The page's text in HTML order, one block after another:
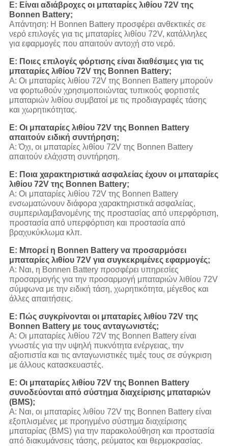
Ε: Είναι αδιάβροχες οι μπαταρίες λιθίου 72V της
Bonnen Battery;
Απάντηση: Η Bonnen Battery προσφέρει ανθεκτικές σε
νερό επιλογές για τις μπαταρίες λιθίου 72V, κατάλληλες
για εφαρμογές που απαιτούν αντοχή στο νερό.
Ε: Ποιες επιλογές φόρτισης είναι διαθέσιμες για τις
μπαταρίες λιθίου 72V της Bonnen Battery;
Α: Οι μπαταρίες λιθίου 72V της Bonnen Battery μπορούν
να φορτωθούν χρησιμοποιώντας τυπικούς φορτιστές
μπαταριών λιθίου συμβατοί με τις προδιαγραφές τάσης
και χωρητικότητας.
Ε: Οι μπαταρίες λιθίου 72V της Bonnen Battery
απαιτούν ειδική συντήρηση;
Α: Όχι, οι μπαταρίες λιθίου 72V της Bonnen Battery
απαιτούν ελάχιστη συντήρηση.
Ε: Ποια χαρακτηριστικά ασφαλείας έχουν οι μπαταρίες
λιθίου 72V της Bonnen Battery;
Α: Οι μπαταρίες λιθίου 72V της Bonnen Battery
ενσωματώνουν διάφορα χαρακτηριστικά ασφαλείας,
συμπεριλαμβανομένης της προστασίας από υπερφόρτιση,
προστασία από υπερφόρτιση και προστασία από
βραχυκύκλωμα κλπ.
Ε: Μπορεί η Bonnen Battery να προσαρμόσει
μπαταρίες λιθίου 72V για συγκεκριμένες εφαρμογές;
Α: Ναι, η Bonnen Battery προσφέρει υπηρεσίες
προσαρμογής για την προσαρμογή μπαταριών λιθίου 72V
σύμφωνα με την ειδική τάση, χωρητικότητα, μέγεθος και
άλλες απαιτήσεις.
Ε: Πώς συγκρίνονται οι μπαταρίες λιθίου 72V της
Bonnen Battery με τους ανταγωνιστές;
Α: Οι μπαταρίες λιθίου 72V της Bonnen Battery είναι
γνωστές για την υψηλή πυκνότητα ενέργειας, την
αξιοπιστία και τις ανταγωνιστικές τιμές τους σε σύγκριση
με άλλους κατασκευαστές.
Ε: Οι μπαταρίες λιθίου 72V της Bonnen Battery
συνοδεύονται από σύστημα διαχείρισης μπαταριών
(BMS);
Α: Ναι, οι μπαταρίες λιθίου 72V της Bonnen Battery είναι
εξοπλισμένες με προηγμένο σύστημα διαχείρισης
μπαταρίας (BMS) για την παρακολούθηση και προστασία
από διακυμάνσεις τάσης, ρεύματος και θερμοκρασίας.